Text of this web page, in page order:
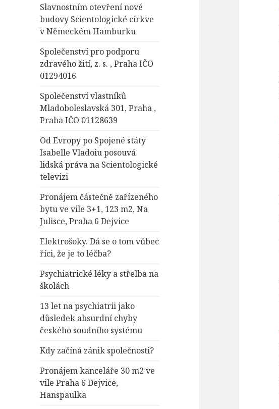
í
Slavnostním otevření nové
budovy Scientologické církve
v Německém Hamburku
Společenství pro podporu
zdravého žití, z. s. , Praha IČO
01294016
Společenství vlastníků
Mladoboleslavská 301, Praha ,
Praha IČO 01128639
Od Evropy po Spojené státy
Isabelle Vladoiu posouvá
lidská práva na Scientologické
televizi
Pronájem částečně zařízeného
bytu ve vile 3+1, 123 m2, Na
Julisce, Praha 6 Dejvice
Elektrošoky. Dá se o tom vůbec
říci, že je to léčba?
Psychiatrické léky a střelba na
školách
13 let na psychiatrii jako
důsledek absurdní chyby
českého soudního systému
Kdy začíná zánik společnosti?
Pronájem kanceláře 30 m2 ve
vile Praha 6 Dejvice,
Hanspaulka